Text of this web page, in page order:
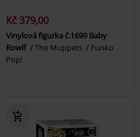
Kč 379,00
Vinylová figurka č.1699 Baby
Rowlf
The Muppets
Funko
Pop!